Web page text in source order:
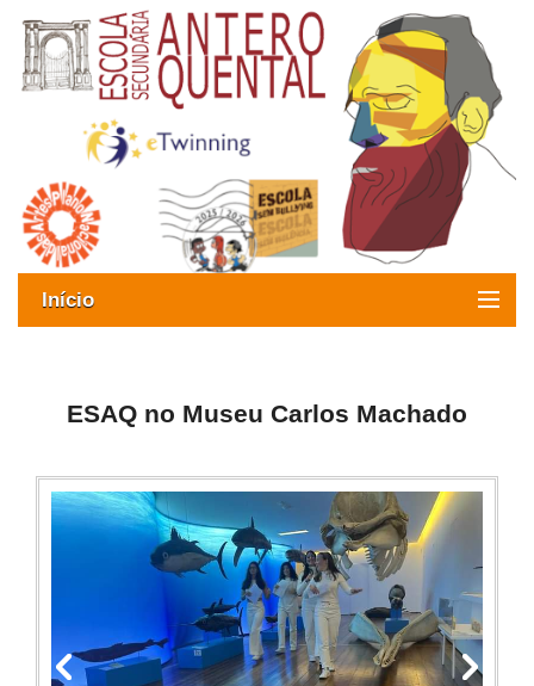
Início
Oferta formativa
ESAQ sem Bullying
Matrículas
ESAQ no Museu Carlos Machado